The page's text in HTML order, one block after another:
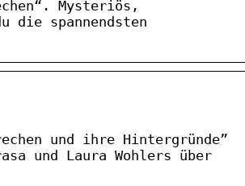
Mysteriös,
die spannendsten
und ihre Hintergründe”
und Laura Wohlers über